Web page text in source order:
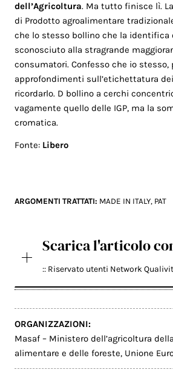
dell’Agricoltura. Ma tutto finisce lì.
di Prodotto agroalimentare
che lo stesso bollino che la identifica
sconosciuto alla stragrande
consumatori. Confesso che io stesso,
approfondimenti sull’etichettatura
ricordarlo. D bollino a cerchi
vagamente quello delle IGP, ma la
cromatica.
Fonte: Libero
ARGOMENTI TRATTATI: MADE IN ITALY, PAT
Scarica l'articolo
:: Riservato utenti Network
ORGANIZZAZIONI:
Masaf – Ministero dell’agricoltura
alimentare e delle foreste, Unione